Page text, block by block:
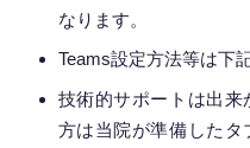
なります。
Teams設定方法等は下
技術的サポートは出
方は当院が準備した